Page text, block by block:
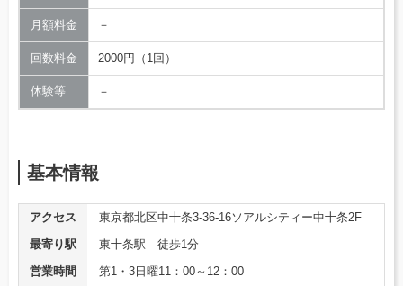
月額料金 －
回数料金 2000円（1回）
体験等 －
基本情報
アクセス
東京都北区中十条3-36-16ソアルシティー中十条2F
最寄り駅
東十条駅 徒歩1分
営業時間
第1・3日曜11：00～12：00